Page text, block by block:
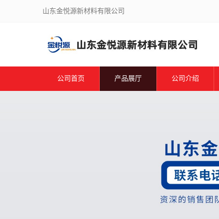
山东金悦源新材料有限公司
公司首页 产品展厅 公司介绍